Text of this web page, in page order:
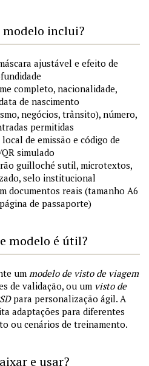
modelo inclui?
ajustável e efeito de
completo, nacionalidade,
de nascimento
negócios, trânsito), número,
permitidas
de emissão e código de
simulado
guilloché sutil, microtextos,
selo institucional
documentos reais (tamanho A6
de passaporte)
modelo é útil?
um modelo de visto de viagem
de validação, ou um visto de
para personalização ágil. A
adaptações para diferentes
ou cenários de treinamento.
e usar?